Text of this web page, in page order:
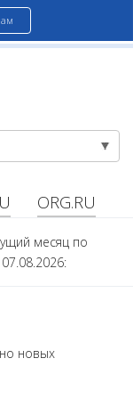
ORG.RU
месяц по
новых